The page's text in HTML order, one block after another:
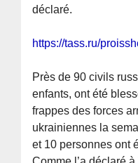
déclaré.
https://tass.ru/
Près de 90 civils
enfants, ont été
frappes des forces
ukrainiennes la
et 10 personnes ont